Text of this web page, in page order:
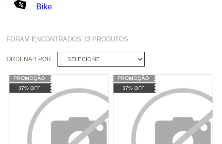
Bike
FORAM ENCONTRADOS 13 PRODUTOS
ORDENAR POR: SELECIONE
37% OFF 37% OFF